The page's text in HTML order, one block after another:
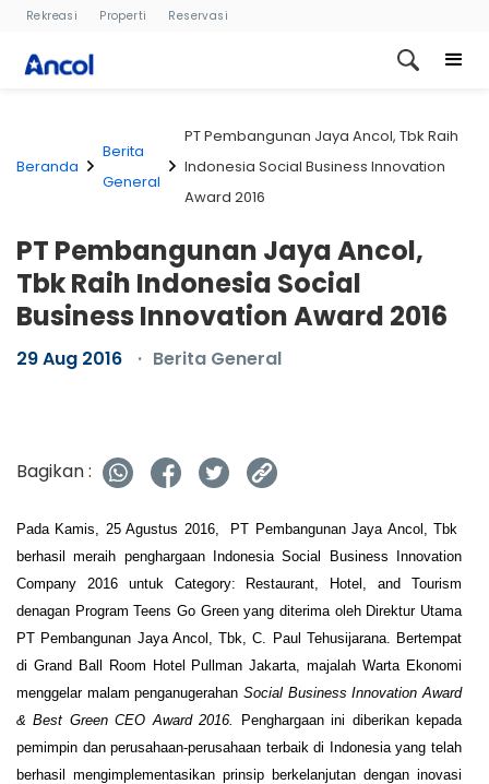
Rekreasi Properti Reservasi
Beranda
Berita
General
PT Pembangunan Jaya Ancol, Tbk Raih
Indonesia Social Business Innovation
Award 2016
PT Pembangunan Jaya Ancol,
Tbk Raih Indonesia Social
Business Innovation Award 2016
29 Aug 2016 Berita General
Bagikan :
Pada Kamis, 25 Agustus 2016,
PT Pembangunan Jaya Ancol, Tbk
berhasil meraih penghargaan Indonesia Social Business Innovation
Company 2016 untuk Category: Restaurant, Hotel, and Tourism
denagan Program Teens Go Green yang diterima oleh Direktur Utama
PT Pembangunan Jaya Ancol, Tbk, C. Paul Tehusijarana. Bertempat
di Grand Ball Room Hotel Pullman Jakarta, majalah Warta Ekonomi
menggelar malam penganugerahan Social Business Innovation Award
& Best Green CEO Award 2016. Penghargaan ini diberikan kepada
pemimpin dan perusahaan-perusahaan terbaik di Indonesia yang telah
berhasil mengimplementasikan prinsip berkelanjutan dengan inovasi